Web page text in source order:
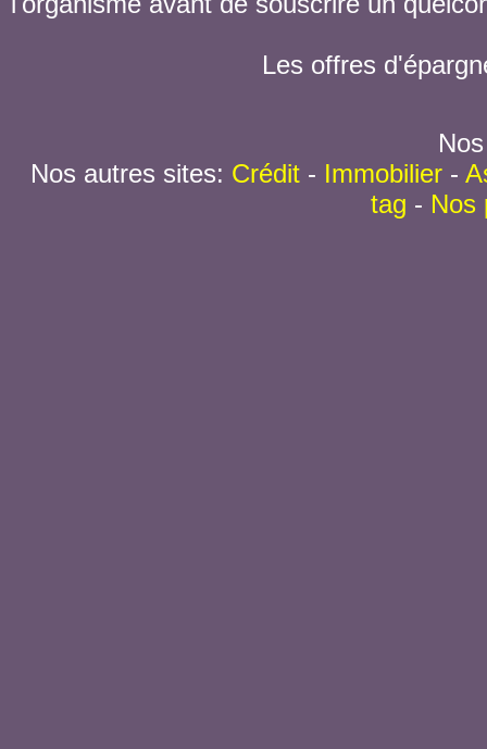
Les offres
Nos autres sites: Crédit- Immobilier-
tag - Nos